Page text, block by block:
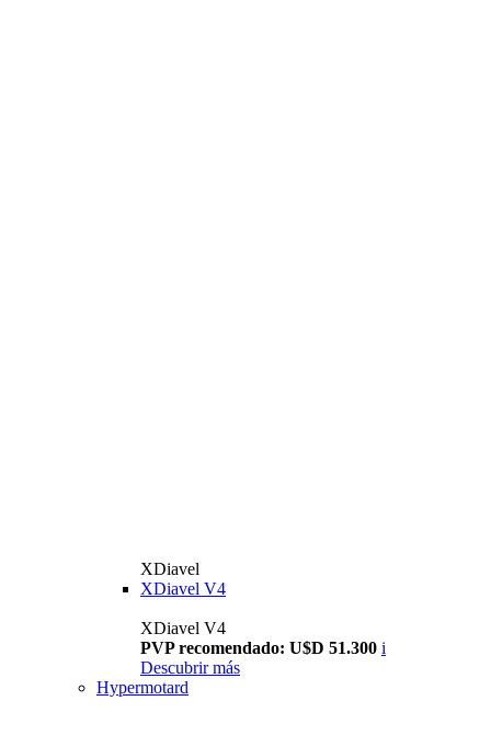
XDiavel
XDiavel V4
XDiavel V4
PVP recomendado: U$D 51.300 i
Descubrir más
Hypermotard